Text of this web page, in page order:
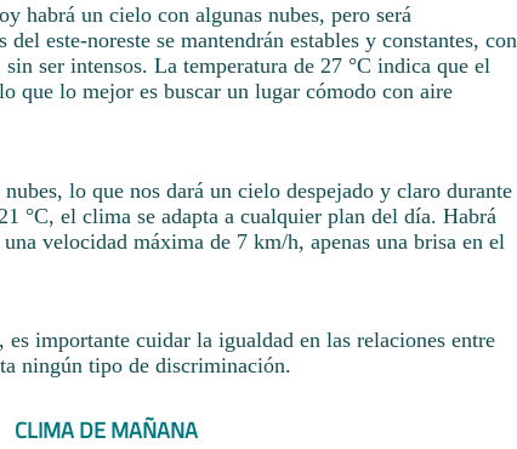
habrá un cielo con algunas nubes, pero será
este-noreste se mantendrán estables y constantes, con
ser intensos. La temperatura de 27 °C indica que el
que lo mejor es buscar un lugar cómodo con aire
lo que nos dará un cielo despejado y claro durante
°C, el clima se adapta a cualquier plan del día. Habrá
velocidad máxima de 7 km/h, apenas una brisa en el
es importante cuidar la igualdad en las relaciones entre
ningún tipo de discriminación.
CLIMA DE MAÑANA